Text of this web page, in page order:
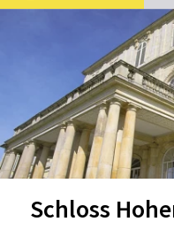
Suchbegriff
Das könnte Sie
Stadtführungen
Ausflugsziele
Wein
Wandern
Schloss